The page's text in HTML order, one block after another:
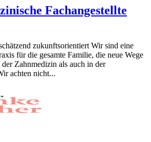
Fachangestellte
zukunftsorientiert Wir sind eine
für die gesamte Familie, die neue Wege
Zahnmedizin als auch in der
achten nicht...